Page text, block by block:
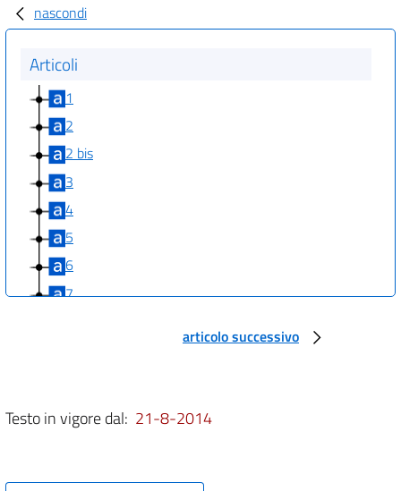
nascondi
Articoli
1
2
2 bis
3
4
5
6
7
articolo successivo
Testo in vigore dal: 21-8-2014